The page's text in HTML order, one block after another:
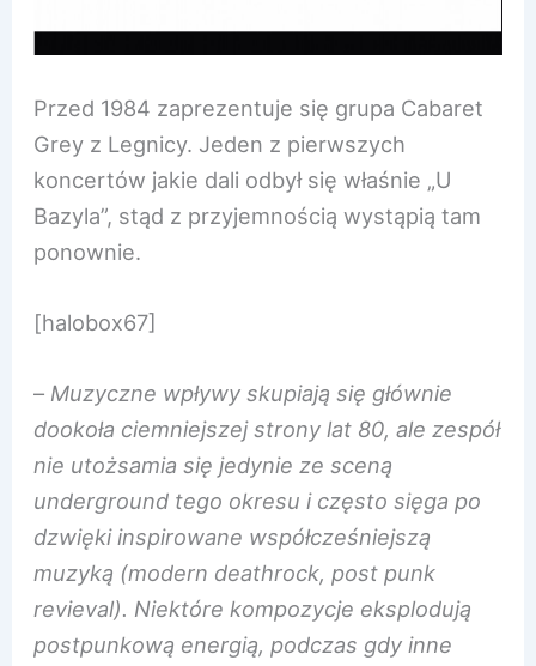
Przed 1984 zaprezentuje się grupa Cabaret
Grey z Legnicy. Jeden z pierwszych
koncertów jakie dali odbył się właśnie „U
Bazyla”, stąd z przyjemnością wystąpią tam
ponownie.
[halobox67]
– Muzyczne wpływy skupiają się głównie
dookoła ciemniejszej strony lat 80, ale zespół
nie utożsamia się jedynie ze sceną
underground tego okresu i często sięga po
dzwięki inspirowane współcześniejszą
muzyką (modern deathrock, post punk
revieval). Niektóre kompozycje eksplodują
postpunkową energią, podczas gdy inne